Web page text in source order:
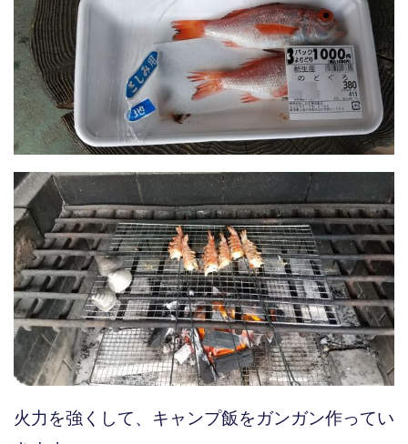
火力を強くして、キャンプ飯をガンガン作ってい